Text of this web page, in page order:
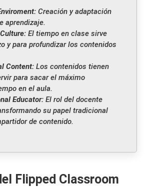
Creación y adaptación
aprendizaje.
El tiempo en clase sirve
y para profundizar los contenidos
Content: Los contenidos tienen
para sacar el máximo
en el aula.
Educator: El rol del docente
su papel tradicional
de contenido.
Flipped Classroom